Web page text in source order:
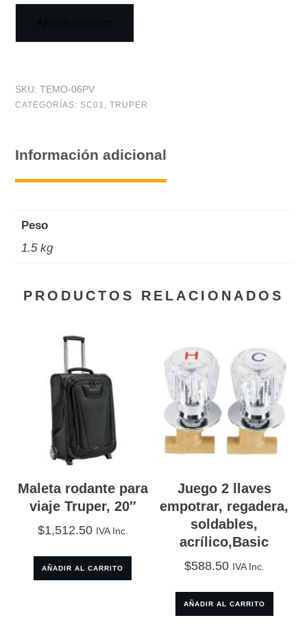
SKU: TEMO-06PV
CATEGORÍAS: SC01 , TRUPER
Información adicional
Peso
1.5 kg
PRODUCTOS RELACIONADOS
Maleta rodante para
viaje Truper, 20″
$1,512.50 IVA Inc.
AÑADIR AL CARRITO
Juego 2 llaves
empotrar, regadera,
soldables,
acrílico,Basic
$588.50 IVA Inc.
AÑADIR AL CARRITO